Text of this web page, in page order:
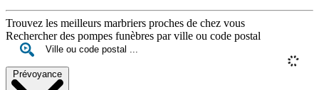
Trouvez les meilleurs marbriers proches de chez vous
Rechercher des pompes funèbres par ville ou code postal
Prévoyance